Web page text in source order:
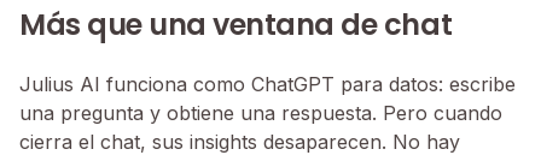
Más que una ventana de chat
Julius AI funciona como ChatGPT para datos: escribe
una pregunta y obtiene una respuesta. Pero cuando
cierra el chat, sus insights desaparecen. No hay